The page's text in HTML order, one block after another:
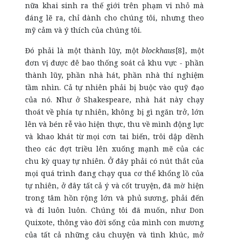
nữa khai sinh ra thế giới trên phạm vi nhỏ mà
đáng lẽ ra, chỉ dành cho chúng tôi, nhưng theo
mỹ cảm và ý thích của chúng tôi.
Đó phải là một thành lũy, mộtblockhaus[8], một
đơn vị được đê bao thống soát cả khu vực - phần
thành lũy, phần nhà hát, phần nhà thí nghiệm
tầm nhìn. Cả tự nhiên phải bị buộc vào quỹ đạo
của nó. Như ở Shakespeare, nhà hát này chạy
thoát về phía tự nhiên, không bị gì ngăn trở, lớn
lên và bén rễ vào hiện thực, thu về mình động lực
và khao khát từ mọi cơn tai biến, trôi dập dềnh
theo các đợt triều lên xuống mạnh mẽ của các
chu kỳ quay tự nhiên. Ở đây phải có nút thắt của
mọi quá trình đang chạy qua cơ thể khổng lồ của
tự nhiên, ở đây tất cả ý và cốt truyện, đã mờ hiện
trong tâm hồn rộng lớn và phủ sương, phải đến
và đi luôn luôn. Chúng tôi đã muốn, như Don
Quixote, thông vào đời sống của mình con mương
của tất cả những câu chuyện và tình khúc, mở